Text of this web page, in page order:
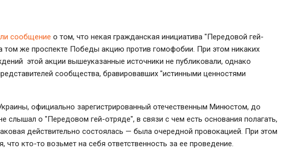
сообщение о том, что некая гражданская инициатива "Передовой гей-
том же проспекте Победы акцию против гомофобии. При этом никаких
этой акции вышеуказанные источники не публиковали, однако
сообщества, бравировавших "истинными ценностями
официально зарегистрированный отечественным Минюстом, до
слышал о "Передовом гей-отряде", в связи с чем есть основания полагать,
действительно состоялась — была очередной провокацией. При этом
что кто-то возьмет на себя ответственность за ее проведение.